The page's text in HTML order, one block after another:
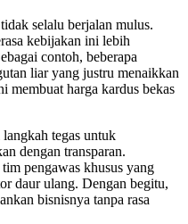
selalu berjalan mulus.
kebijakan ini lebih
contoh, beberapa
liar yang justru menaikkan
membuat harga kardus bekas
tegas untuk
dengan transparan.
pengawas khusus yang
daur ulang. Dengan begitu,
bisnisnya tanpa rasa